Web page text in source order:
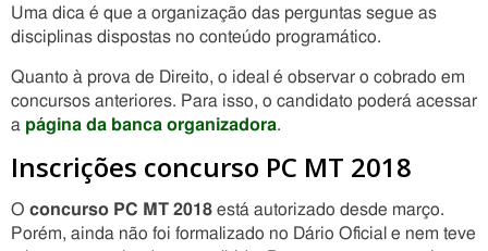
Uma dica é que a organização das perguntas segue as
disciplinas dispostas no conteúdo programático.
Quanto à prova de Direito, o ideal é observar o cobrado em
concursos anteriores. Para isso, o candidato poderá acessar
a página da banca organizadora.
Inscrições concurso PC MT 2018
O concurso PC MT 2018 está autorizado desde março.
Porém, ainda não foi formalizado no Dário Oficial e nem teve